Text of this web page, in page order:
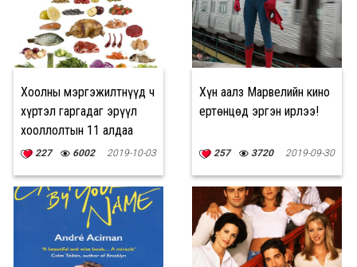
Хоолны мэргэжилтнүүд ч
хүртэл гаргадаг эрүүл
хооллолтын 11 алдаа
227 6002 2019-10-03
Хүн аалз Марвелийн кино
ертөнцөд эргэн ирлээ!
257 3720 2019-09-30